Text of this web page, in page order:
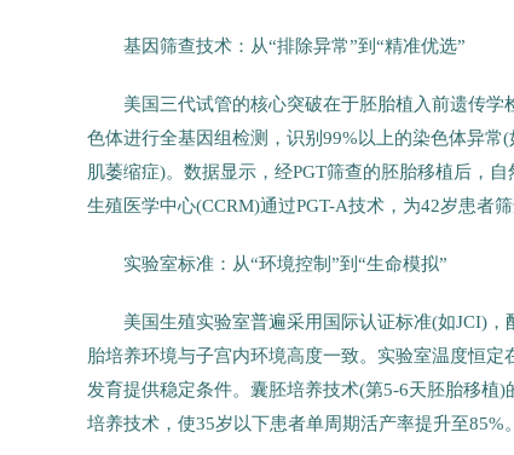
基因筛查技术：从“排除异常”到“精准优选”
美国三代试管的核心突破在于胚胎植入前遗传
色体进行全基因组检测，识别99%以上的染色体异
肌萎缩症)。数据显示，经PGT筛查的胚胎移植后，
生殖医学中心(CCRM)通过PGT-A技术，为42岁患者
实验室标准：从“环境控制”到“生命模拟”
美国生殖实验室普遍采用国际认证标准(如JCI)
胎培养环境与子宫内环境高度一致。实验室温度恒
发育提供稳定条件。囊胚培养技术(第5-6天胚胎移植
培养技术，使35岁以下患者单周期活产率提升至85%。